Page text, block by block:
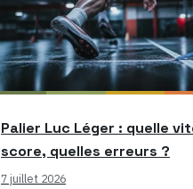
Palier Luc Léger : quelle
score, quelles erreurs ?
7 juillet 2026